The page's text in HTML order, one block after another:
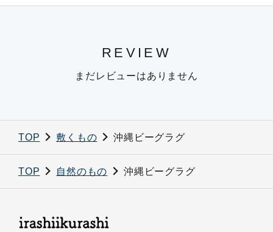
REVIEW
まだレビューはありません
TOP 敷くもの 沖縄ビーグラグ
TOP 自然のもの 沖縄ビーグラグ